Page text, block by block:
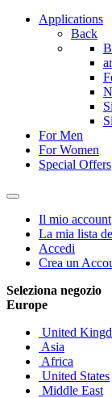
Applications
Back
For Men
For Women
Special Offers
Il mio account
La mia lista
Accedi
Crea un
Seleziona negozio
Europe
United
Asia
Africa
United States
Middle East